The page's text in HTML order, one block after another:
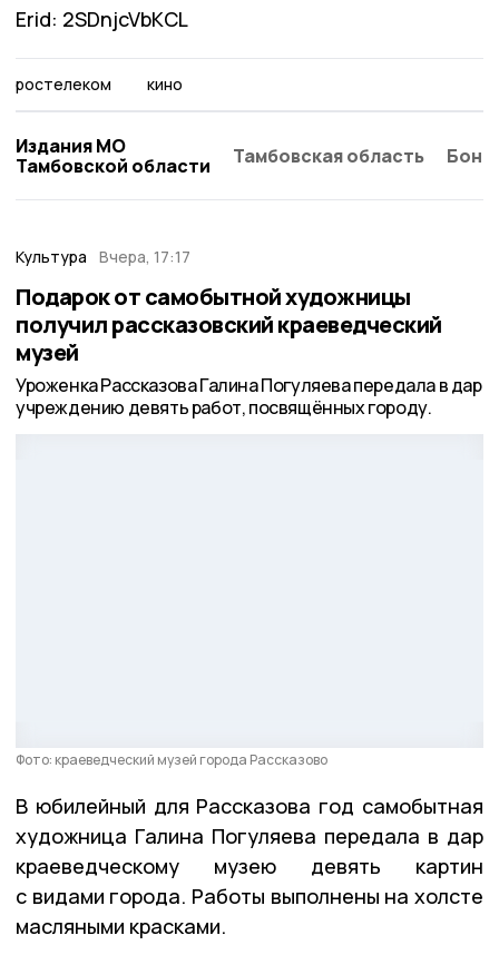
Erid: 2SDnjcVbKCL
ростелеком кино
Издания МО
Тамбовской области
Тамбовская область
Культура Вчера, 17:17
Подарок от самобытной художницы
получил рассказовский краеведческий
музей
Уроженка Рассказова Галина Погуляева передала в дар
учреждению девять работ, посвящённых городу.
Фото: краеведческий музей города Рассказово
В юбилейный для Рассказова год самобытная
художница Галина Погуляева передала в дар
краеведческому музею девять картин
с видами города. Работы выполнены на холсте
масляными красками.